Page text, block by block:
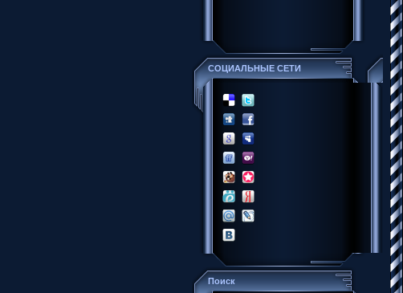
СОЦИАЛЬНЫЕ СЕТИ
Поиск